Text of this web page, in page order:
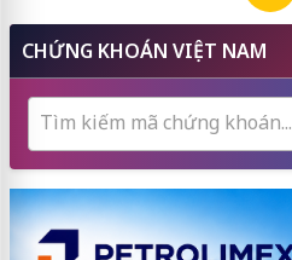
CHỨNG KHOÁN VIỆT NAM
Tìm kiếm mã chứng khoán...